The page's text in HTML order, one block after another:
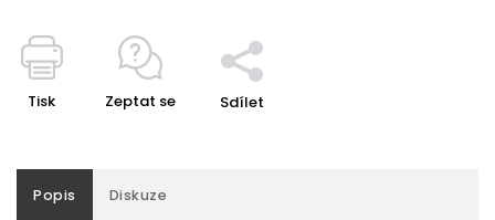
Tisk Zeptat se Sdílet
Popis Diskuze